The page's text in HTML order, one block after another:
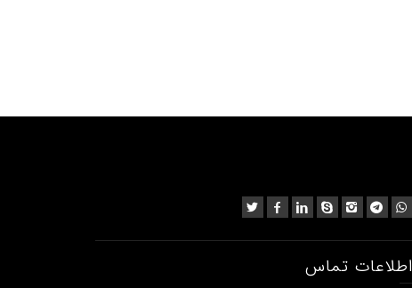
اطلاعات تماس